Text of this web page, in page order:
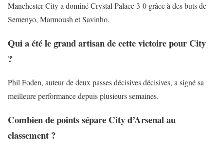
Manchester City a dominé Crystal Palace 3-0 grâce à des buts de
Semenyo, Marmoush et Savinho.
Qui a été le grand artisan de cette victoire pour City
?
Phil Foden, auteur de deux passes décisives décisives, a signé sa
meilleure performance depuis plusieurs semaines.
Combien de points sépare City d’Arsenal au
classement ?